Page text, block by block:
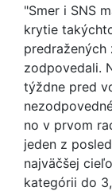
"Smer i SNS
krytie
zodpovedali.
týždne pred
no v prvom
jeden z
najväčšej
kategórii do